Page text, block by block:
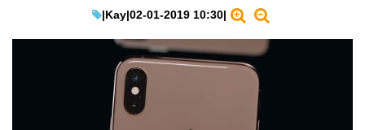
|Kay|02-01-2019 10:30|